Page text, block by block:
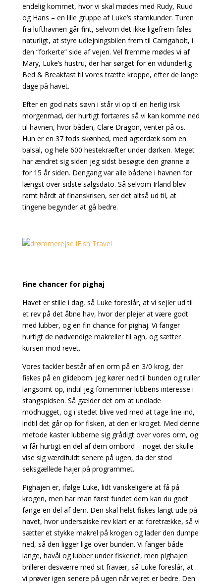
endelig kommet, hvor vi skal mødes med Rudy, Ruud
og Hans – en lille gruppe af Luke’s stamkunder. Turen
fra lufthavnen går fint, selvom det ikke ligefrem føles
naturligt, at styre udlejningsbilen frem til Carrigaholt, i
den “forkerte” side af vejen. Vel fremme mødes vi af
Mary, Luke’s hustru, der har sørget for en vidunderlig
Bed & Breakfast til vores trætte kroppe, efter de lange
dage på havet.
Efter en god nats søvn i står vi op til en herlig irsk
morgenmad, der hurtigt fortæres så vi kan komme ned
til havnen, hvor båden, Clare Dragon, venter på os.
Hun er en 37 fods skønhed, med agterdæk som en
balsal, og hele 600 hestekræfter under dørken. Meget
har ændret sig siden jeg sidst besøgte den grønne ø
for 15 år siden. Dengang var alle bådene i havnen for
længst over sidste salgsdato. Så selvom Irland blev
ramt hårdt af finanskrisen, ser det altså ud til, at
tingene begynder at gå bedre.
Fine chancer for pighaj
Havet er stille i dag, så Luke foreslår, at vi sejler ud til
et rev på det åbne hav, hvor der plejer at være godt
med lubber, og en fin chance for pighaj. Vi fanger
hurtigt de nødvendige makreller til agn, og sætter
kursen mod revet.
Vores tackler består af en orm på en 3/0 krog, der
fiskes på en glidebom. Jeg kører ned til bunden og ruller
langsomt op, indtil jeg fornemmer lubbens interesse i
stangspidsen. Så gælder det om at undlade
modhugget, og i stedet blive ved med at tage line ind,
indtil det går op for fisken, at den er kroget. Med denne
metode kaster lubberne sig grådigt over vores orm, og
vi får hurtigt en del af dem ombord – noget der skulle
vise sig værdifuldt senere på ugen, da der stod
seksgællede hajer på programmet.
Pighajen er, ifølge Luke, lidt vanskeligere at få på
krogen, men har man først fundet dem kan du godt
fange en del af dem. Den skal helst fiskes langt ude på
havet, hvor undersøiske rev klart er at foretrække, så vi
sætter et stykke makrel på krogen og lader den dumpe
ned, så den ligger lige over bunden. Vi fanger både
lange, havål og lubber under fiskeriet, men pighajen
brillerer desværre med sit fravær, så Luke foreslår, at
vi prøver igen senere på ugen når vejret er bedre. Den